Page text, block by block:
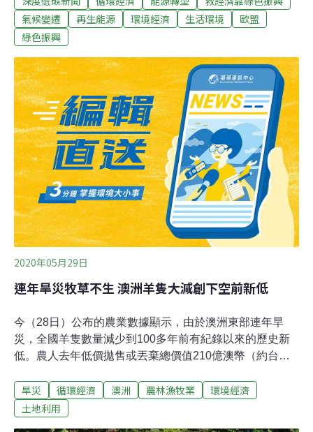
頭有所作為。振興計畫預計創造100萬個綠色就業機會 並
協助污染產業的工人轉業美國總統川普的振興計畫削減了
環境保護政策，最大污染國中國的振興方案則支持燃煤發
電廠。下一屆聯合國氣候峰會的主辦國英國幾乎保持沉
默。歐盟的計畫力求投資減排領域：兩年內，每年用於家
庭能源效率和綠色供熱的資金為910億歐元，再生能源250
億歐元，乾淨汽車200億歐元，並在五年內增加200萬個充
電站。最高600億歐元將投入零排放火車，並規劃生產100
萬噸乾淨氫。
氣候變遷
再生能源 環境經濟 生活環境
歐盟
綠色振興
2020年05月29日
連年旱災牧草不生 澳洲羊隻大減創下空前新低
今（28日）公布的農業數據顯示，由於澳洲東部連年旱
災，全國羊隻數量減少到100多年前有紀錄以來的歷史新
低。農人去年低價拋售或丟棄總價值210億澳幣（約台幣
1905年以來最低。澳洲統計局（Australian Bureau of
Statistics）表示：「東部數州旱災惡化且牧草不足，許多
旱災 循環經濟 澳洲 農林漁牧業
環境經濟
土地利用